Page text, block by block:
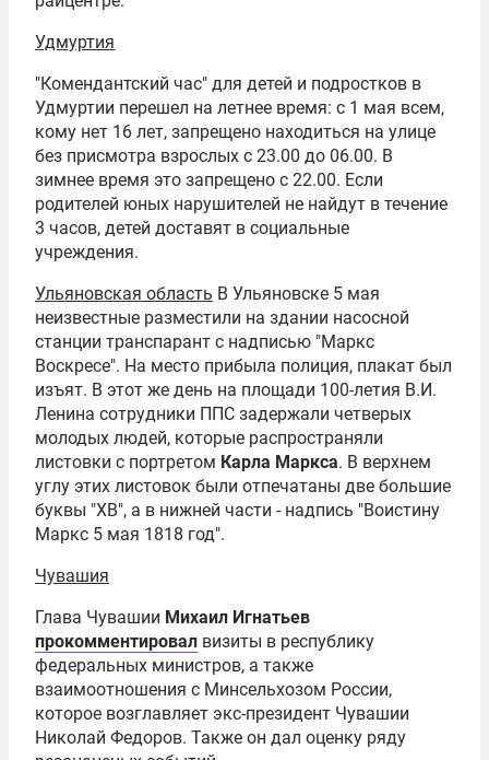
Удмуртия
"Комендантский час" для детей и подростков в
Удмуртии перешел на летнее время: с 1 мая всем,
кому нет 16 лет, запрещено находиться на улице
без присмотра взрослых с 23.00 до 06.00. В
зимнее время это запрещено с 22.00. Если
родителей юных нарушителей не найдут в течение
3 часов, детей доставят в социальные
учреждения.
Ульяновская область В Ульяновске 5 мая
неизвестные разместили на здании насосной
станции транспарант с надписью "Маркс
Воскресе". На место прибыла полиция, плакат был
изъят. В этот же день на площади 100-летия В.И.
Ленина сотрудники ППС задержали четверых
молодых людей, которые распространяли
листовки с портретом Карла Маркса. В верхнем
углу этих листовок были отпечатаны две большие
буквы "ХВ", а в нижней части - надпись "Воистину
Маркс 5 мая 1818 год".
Чувашия
Глава Чувашии Михаил Игнатьев
прокомментировал визиты в республику
федеральных министров, а также
взаимоотношения с Минсельхозом России,
которое возглавляет экс-президент Чувашии
Николай Федоров. Также он дал оценку ряду